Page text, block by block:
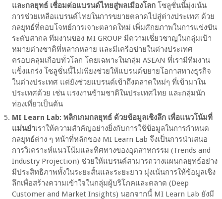
และกลยุทธ์ เชื่อมต่อแบรนด์ไทยสู่พลเมืองโลก โซลูชั่นนี้มุ่งเน้น
การช่วยเหลือแบรนด์ไทยในการขยายตลาดไปสู่ต่างประเทศ ด้วย
กลยุทธ์ที่ตอบโจทย์การเจาะตลาดใหม่ เพิ่มศักยภาพในการแข่งขัน
ระดับสากล ทีมงานของ MI GROUP มีความเชี่ยวชาญในกลุ่มเป้า
หมายต่างชาติที่หลากหลาย และมีเครือข่ายในต่างประเทศ
ครอบคลุมเกือบทั่วโลก โดยเฉพาะในกลุ่ม ASEAN ที่เรามีทีมงาน
แข็งแกร่ง โซลูชั่นนี้ไม่เพียงช่วยให้แบรนด์ขยายโอกาสทางธุรกิจ
ในต่างประเทศ แต่ยังช่วยแบรนด์เข้าถึงตลาดใหม่ๆ ที่เข้ามาใน
ประเทศด้วย เช่น แรงงานข้ามชาติในประเทศไทย และกลุ่มนัก
ท่องเที่ยวเป็นต้น
MI Learn Lab: พลิกเกมกลยุทธ์ ด้วยข้อมูลเชิงลึก เพื่อแนวโน้มที่
แม่นยำเราให้ความสำคัญอย่างยิ่งกับการใช้ข้อมูลในการกำหนด
กลยุทธ์ต่าง ๆ หน้าที่หลักของ MI Learn Lab จึงเป็นการนำเสนอ
การวิเคราะห์แนวโน้มและทิศทางของอุตสาหกรรม (Trends and
Industry Projection) ช่วยให้แบรนด์สามารถวางแผนกลยุทธ์อย่าง
มีประสิทธิภาพทั้งในระยะสั้นและระยะยาว มุ่งเน้นการให้ข้อมูลเชิง
ลึกเพื่อสร้างความเข้าใจในกลุ่มผู้บริโภคและตลาด (Deep
Customer and Market Insights) นอกจากนี้ MI Learn Lab ยังมี